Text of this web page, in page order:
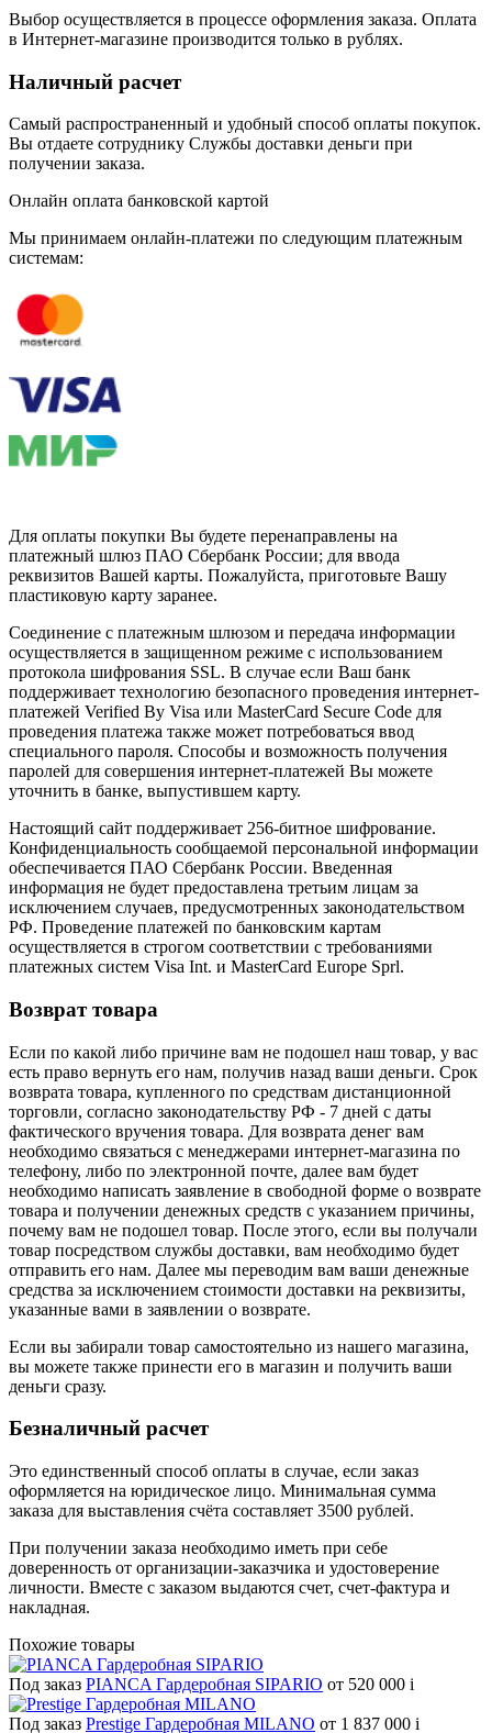
Выбор осуществляется в процессе оформления заказа. Оплата
в Интернет-магазине производится только в рублях.
Наличный расчет
Самый распространенный и удобный способ оплаты покупок.
Вы отдаете сотруднику Службы доставки деньги при
получении заказа.
Онлайн оплата банковской картой
Мы принимаем онлайн-платежи по cледующим платежным
системам:
Для оплаты покупки Вы будете перенаправлены на
платежный шлюз ПАО Сбербанк России; для ввода
реквизитов Вашей карты. Пожалуйста, приготовьте Вашу
пластиковую карту заранее.
Соединение с платежным шлюзом и передача информации
осуществляется в защищенном режиме с использованием
протокола шифрования SSL. В случае если Ваш банк
поддерживает технологию безопасного проведения интернет-
платежей Verified By Visa или MasterCard Secure Code для
проведения платежа также может потребоваться ввод
специального пароля. Способы и возможность получения
паролей для совершения интернет-платежей Вы можете
уточнить в банке, выпустившем карту.
Настоящий сайт поддерживает 256-битное шифрование.
Конфиденциальность сообщаемой персональной информации
обеспечивается ПАО Сбербанк России. Введенная
информация не будет предоставлена третьим лицам за
исключением случаев, предусмотренных законодательством
РФ. Проведение платежей по банковским картам
осуществляется в строгом соответствии с требованиями
платежных систем Visa Int. и MasterCard Europe Sprl.
Возврат товара
Если по какой либо причине вам не подошел наш товар, у вас
есть право вернуть его нам, получив назад ваши деньги. Срок
возврата товара, купленного по средствам дистанционной
торговли, согласно законодательству РФ - 7 дней с даты
фактического вручения товара. Для возврата денег вам
необходимо связаться с менеджерами интернет-магазина по
телефону, либо по электронной почте, далее вам будет
необходимо написать заявление в свободной форме о возврате
товара и получении денежных средств с указанием причины,
почему вам не подошел товар. После этого, если вы получали
товар посредством службы доставки, вам необходимо будет
отправить его нам. Далее мы переводим вам ваши денежные
средства за исключением стоимости доставки на реквизиты,
указанные вами в заявлении о возврате.
Если вы забирали товар самостоятельно из нашего магазина,
вы можете также принести его в магазин и получить ваши
деньги сразу.
Безналичный расчет
Это единственный способ оплаты в случае, если заказ
оформляется на юридическое лицо. Минимальная сумма
заказа для выставления счёта составляет 3500 рублей.
При получении заказа необходимо иметь при себе
доверенность от организации-заказчика и удостоверение
личности. Вместе с заказом выдаются счет, счет-фактура и
накладная.
Похожие товары
Под заказ PIANCA Гардеробная SIPARIO от 520 000 i
Под заказ Prestige Гардеробная MILANO от 1 837 000 i